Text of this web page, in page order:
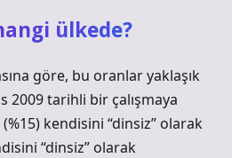
ülkede?
göre, bu oranlar yaklaşık
2009 tarihli bir çalışmaya
kendisini “dinsiz” olarak
“dinsiz” olarak